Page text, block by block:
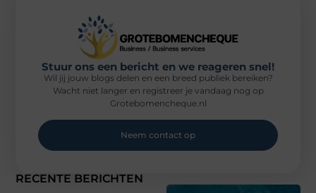
RECENTE BERICHTEN
Stuur ons een bericht en we reageren snel!
Wil jij jouw blogs delen en een breed publiek bereiken?
Wacht niet langer en registreer je vandaag nog op
Grotebomencheque.nl
Neem contact op